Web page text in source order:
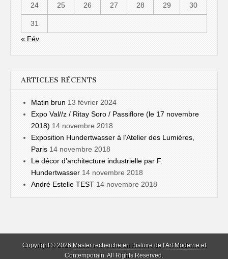
24 25 26 27 28 29 30
31
« Fév
ARTICLES RÉCENTS
Matin brun 13 février 2024
Expo Val//z / Ritay Soro / Passiflore (le 17 novembre
2018) 14 novembre 2018
Exposition Hundertwasser à l’Atelier des Lumières,
Paris 14 novembre 2018
Le décor d’architecture industrielle par F.
Hundertwasser 14 novembre 2018
André Estelle TEST 14 novembre 2018
Copyright © 2026 Master recherche en Histoire de l'Art Moderne et
Contemporain. All Rights Reserved.